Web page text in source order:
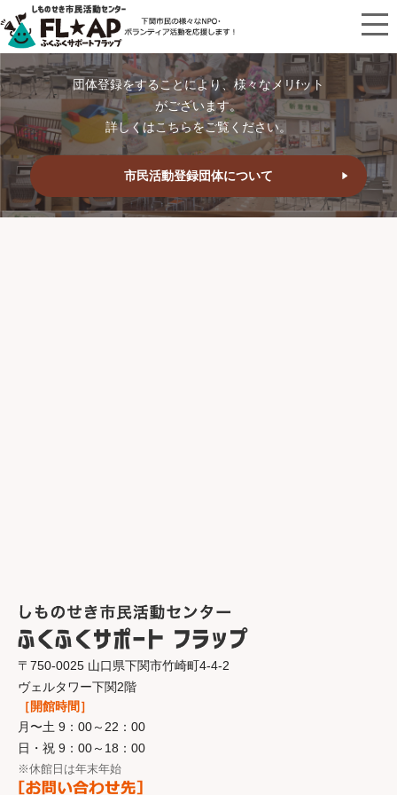
団体登録をすることにより、様々なメリfット
がございます。
詳しくはこちらをご覧ください。
市民活動登録団体について
〒750-0025 山口県下関市竹崎町4-4-2
ヴェルタワー下関2階
［開館時間］
月〜土 9：00～22：00
日・祝 9：00～18：00
※休館日は年末年始